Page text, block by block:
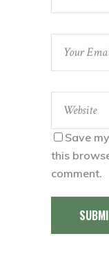
Save
this
comment.